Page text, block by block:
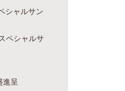
シャルサン
ペシャルサ
進呈